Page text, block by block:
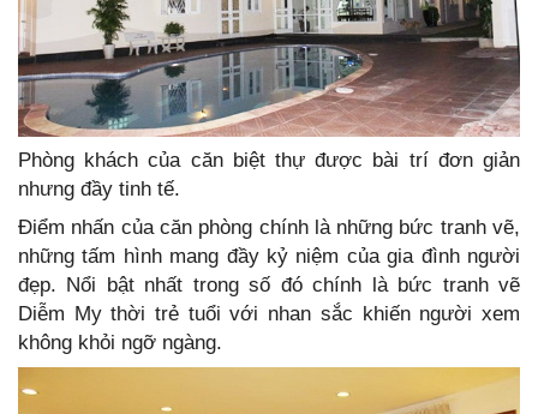
Phòng khách của căn biệt thự được bài trí đơn giản
nhưng đầy tinh tế.
Điểm nhấn của căn phòng chính là những bức tranh vẽ,
những tấm hình mang đầy kỷ niệm của gia đình người
đẹp. Nổi bật nhất trong số đó chính là bức tranh vẽ
Diễm My thời trẻ tuổi với nhan sắc khiến người xem
không khỏi ngỡ ngàng.